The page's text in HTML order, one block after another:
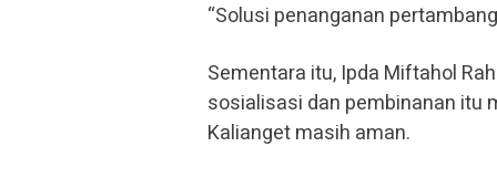
“Solusi penanganan
Sementara itu, Ipda Miftahol
sosialisasi dan pembinanan itu
Kalianget masih aman.